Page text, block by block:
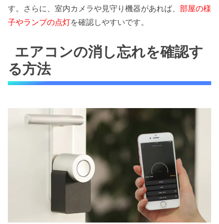
す。さらに、室内カメラや見守り機器があれば、 部屋の様
子やランプの点灯を確認しやすいです。
エアコンの消し忘れを確認す
る方法